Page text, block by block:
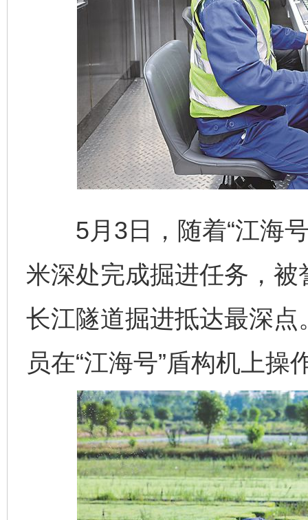
5月3日，随着“江海号
米深处完成掘进任务，被
长江隧道掘进抵达最深
员在“江海号”盾构机上